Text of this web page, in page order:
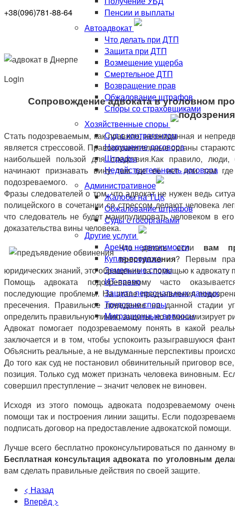
Пенсии и выплаты
Автоадвокат
Что делать при ДТП
Защита при ДТП
Возмещение ущерба
Смертельное ДТП
Возвращение прав
Обжалование штрафов
Споры со страховщиками
Хозяйственные споры
Суд с контрагентом
Нарушение договора
Штрафы
Недействительность договора
Административное
Жалобы на ТЦК
Обжалование штрафов
Суды с госорганами
Другие услуги
Аренда недвижимости
Купля-продажа
Земельные споры
ИТ-право
Защита персональных данных
Трудовые споры
Миграционные вопросы
+38(096)781-88-64
Login
Сопровождение адвоката в уголовном
подозрения
Стать подозреваемым, как правило, неожиданная и
является стрессовой. Правоохранительные органы
наибольшей пользой для следствия.Как правило, люди,
начинают признавать вину там где её нет или там
подозреваемого.
Фразы следователей о том, что адвокат не нужен ведь
полицейского в сочетании со стрессом делают человека
что следователь не будет манипулировать человеком в
доказательства вины человека.
Что делать если вам
преступления? Первым
юридических знаний, это обращение за помощью к
Помощь адвоката подозреваемому часто
последующие проблемы. На этапе предъявления
пресечения. Правильное поведение на данной стадии
определить правильную линию защиты, но и минимизирует
Адвокат помогает подозреваемому понять в какой
заключается и в том, чтобы успокоить разыгравшуюся
Объяснить реальные, а не выдуманные перспективы
До того как суд не постановил обвинительный приговор
позиция. Только суд может признать человека виновным.
совершил преступление – значит человек не виновен.
Исходя из этого помощь адвоката подозреваемому
помощи так и построения линии защиты. Если
подписать договор на предоставление адвокатской помощи.
Лучше всего бесплатно проконсультироваться по данному
Бесплатная консультация адвоката по уголовным
вам сделать правильные действия по своей защите.
< Назад
Вперёд >